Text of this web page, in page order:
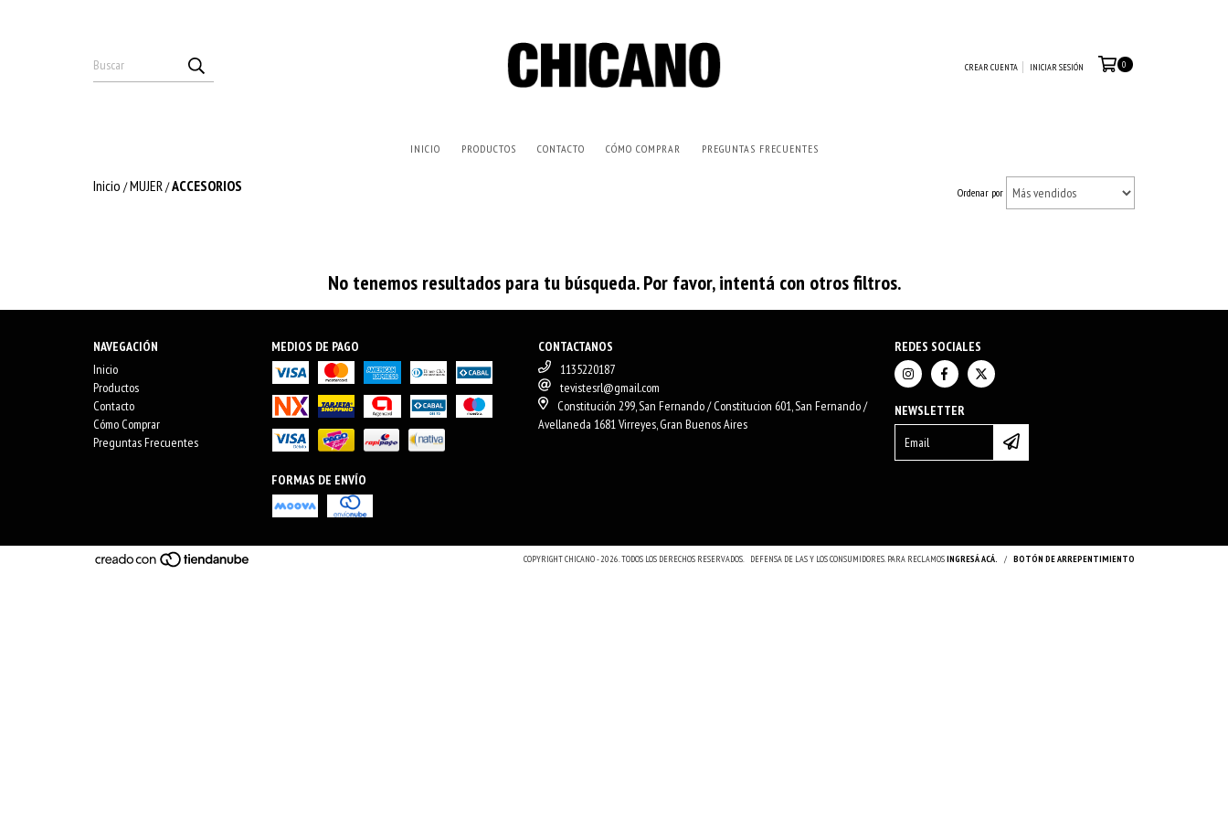
CREAR CUENTA INICIAR SESIÓN 0
INICIO PRODUCTOS CONTACTO CÓMO COMPRAR PREGUNTAS FRECUENTES
Inicio /MUJER/ACCESORIOS Ordenar por
No tenemos resultados para tu búsqueda. Por favor, intentá con otros filtros.
NAVEGACIÓN
Inicio
Productos
Contacto
Cómo Comprar
Preguntas Frecuentes
MEDIOS DE PAGO
FORMAS DE ENVÍO
CONTACTANOS
1135220187
tevistesrl@gmail.com
Constitución 299, San Fernando / Constitucion 601, San Fernando /
Avellaneda 1681 Virreyes, Gran Buenos Aires
REDES SOCIALES
NEWSLETTER
COPYRIGHT CHICANO - 2026. TODOS LOS DERECHOS RESERVADOS. DEFENSA DE LAS Y LOS CONSUMIDORES. PARA RECLAMOSINGRESÁ ACÁ. / BOTÓN DE ARREPENTIMIENTO